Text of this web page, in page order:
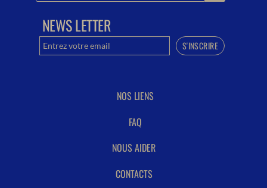
NOS LIENS
FAQ
NOUS AIDER
CONTACTS
NEWS LETTER